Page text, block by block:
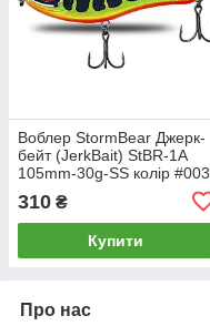
Воблер StormBear Джерк-
бейт (JerkBait) StBR-1A
105mm-30g-SS колір #003
310 ₴
Купити
Про нас